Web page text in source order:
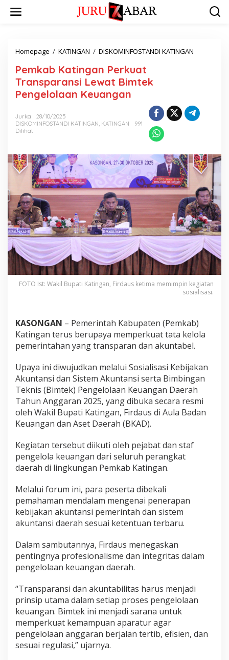
Homepage / KATINGAN / DISKOMINFOSTANDI KATINGAN
Pemkab Katingan Perkuat
Transparansi Lewat Bimtek
Pengelolaan Keuangan
Jurka
28/10/2025
DISKOMINFOSTANDI KATINGAN, KATINGAN
991
Dilihat
FOTO Ist: Wakil Bupati Katingan, Firdaus ketima memimpin kegiatan
sosialisasi.
KASONGAN – Pemerintah Kabupaten (Pemkab)
Katingan terus berupaya memperkuat tata kelola
pemerintahan yang transparan dan akuntabel.
Upaya ini diwujudkan melalui Sosialisasi Kebijakan
Akuntansi dan Sistem Akuntansi serta Bimbingan
Teknis (Bimtek) Pengelolaan Keuangan Daerah
Tahun Anggaran 2025, yang dibuka secara resmi
oleh Wakil Bupati Katingan, Firdaus di Aula Badan
Keuangan dan Aset Daerah (BKAD).
Kegiatan tersebut diikuti oleh pejabat dan staf
pengelola keuangan dari seluruh perangkat
daerah di lingkungan Pemkab Katingan.
Melalui forum ini, para peserta dibekali
pemahaman mendalam mengenai penerapan
kebijakan akuntansi pemerintah dan sistem
akuntansi daerah sesuai ketentuan terbaru.
Dalam sambutannya, Firdaus menegaskan
pentingnya profesionalisme dan integritas dalam
pengelolaan keuangan daerah.
“Transparansi dan akuntabilitas harus menjadi
prinsip utama dalam setiap proses pengelolaan
keuangan. Bimtek ini menjadi sarana untuk
memperkuat kemampuan aparatur agar
pengelolaan anggaran berjalan tertib, efisien, dan
sesuai regulasi,” ujarnya.